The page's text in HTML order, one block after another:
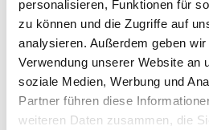
personalisieren, Funktionen für
zu können und die Zugriffe auf
analysieren. Außerdem geben
Verwendung unserer Website an
soziale Medien, Werbung und
Partner führen diese
weiteren Daten zusammen, die
16:00
Eintritt: €9
Veranstaltungskategorie: